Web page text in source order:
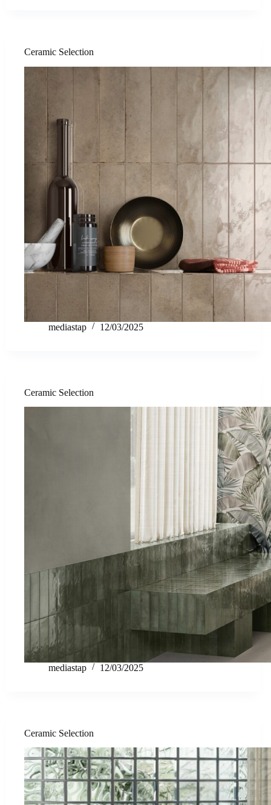
Ceramic Selection
mediastap 12/03/2025
Ceramic Selection
mediastap 12/03/2025
Ceramic Selection